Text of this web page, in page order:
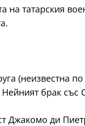
на татарския
брак със
Джакомо ди